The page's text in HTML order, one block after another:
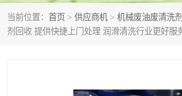
当前位置： 首页 > 供应商机 > 机械废油废清洗
剂回收 提供快捷上门处理 润滑清洗行业更好服
碳氢二氯回收 回收废